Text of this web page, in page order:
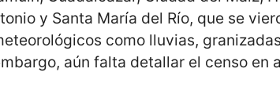
y Santa María del Río, que se
como lluvias,
aún falta detallar el censo en